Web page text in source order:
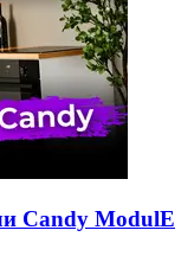
Candy ModulE